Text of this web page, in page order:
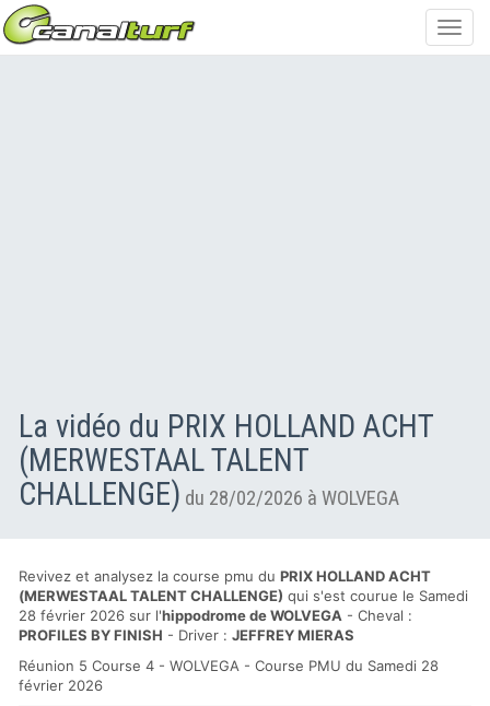
La vidéo du PRIX HOLLAND ACHT
(MERWESTAAL TALENT
CHALLENGE) du 28/02/2026 à WOLVEGA
Revivez et analysez la course pmu du PRIX HOLLAND ACHT
(MERWESTAAL TALENT CHALLENGE) qui s'est courue le Samedi
28 février 2026 sur l'hippodrome de WOLVEGA - Cheval :
PROFILES BY FINISH - Driver : JEFFREY MIERAS
Réunion 5 Course 4 - WOLVEGA - Course PMU du Samedi 28
février 2026